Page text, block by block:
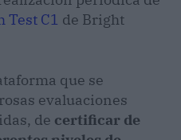
Test C1 de Bright
que se
evaluaciones
de certificar de